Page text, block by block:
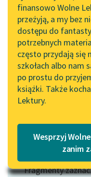
Wolne Lektury na 32.
Pol’and’Rock Festivalu
„Kochanek Lady
Chatterley” do słuchania
na Wolnych Lekturach
Nowy audiobook –
„Marzenie o Oriencie”
Lektury szkolne i klasyka
finansowo Wolne
przeżyją, a my bez
dostępu do
potrzebnych
często przydają się
szkołach albo nam
po prostu do
książki. Także
Lektury.
Wesprzyj
zanim
Motyw:
Fragmenty